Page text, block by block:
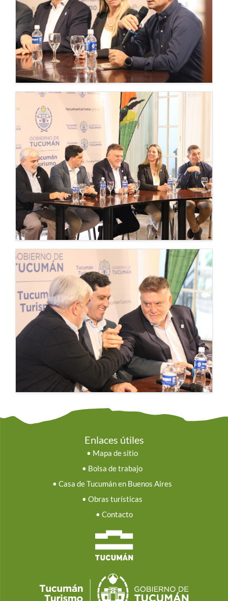
Enlaces útiles
• Mapa de sitio
• Bolsa de trabajo
• Casa de Tucumán en Buenos Aires
• Obras turísticas
• Contacto